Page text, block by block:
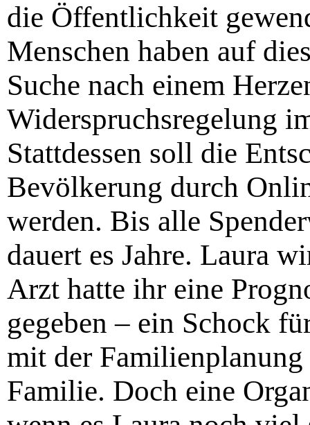
die Öffentlichkeit
Menschen haben auf
Suche nach einem
Widerspruchsregelung
Stattdessen soll die
Bevölkerung durch
werden. Bis alle
dauert es Jahre. Laura
Arzt hatte ihr eine
gegeben – ein Schock
mit der
Familie. Doch eine